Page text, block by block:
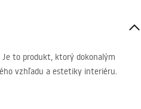
to produkt, ktorý dokonalým
vzhľadu a estetiky interiéru.